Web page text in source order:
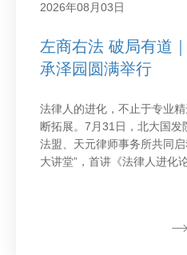
2026年08月03日
左商右法 破局有道
承泽园圆满举行
法律人的进化，不止于专业
断拓展。7月31日，北大国发
法盟、天元律师事务所共同
大讲堂”，首讲《法律人进化